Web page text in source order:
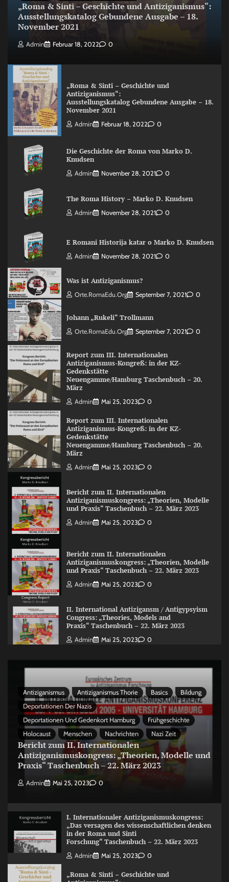
„Roma & Sinti – Geschichte und Antiziganismus“:
Ausstellungskatalog Gebundene Ausgabe – 18.
November 2021
Admin Februar 18, 2022 0
„Roma & Sinti – Geschichte und
Antiziganismus“:
Ausstellungskatalog Gebundene Ausgabe – 18.
November 2021
Admin Februar 18, 2022 0
Die Geschichte der Roma von Marko D.
Knudsen
Admin November 28, 2021 0
The Roma History – Marko D. Knudsen
Admin November 28, 2021 0
E Romani Historija katar o Marko D. Knudsen
Admin November 28, 2021 0
Was ist Antiziganismus?
Orte.RomaEdu.org September 7, 2021 0
Johann „Rukeli“ Trollmann
Orte.RomaEdu.org September 7, 2021 0
Report zum III. Internationalen
Antiziganismus-Kongreß: in der KZ-
Gedenkstätte
Neuengamme/Hamburg Taschenbuch – 20.
März
Admin Mai 25, 2023 0
Report zum III. Internationalen
Antiziganismus-Kongreß: in der KZ-
Gedenkstätte
Neuengamme/Hamburg Taschenbuch – 20.
März
Admin Mai 25, 2023 0
Bericht zum II. Internationalen
Antiziganismuskongress: „Theorien, Modelle
und Praxis“ Taschenbuch – 22. März 2023
Admin Mai 25, 2023 0
Bericht zum II. Internationalen
Antiziganismuskongress: „Theorien, Modelle
und Praxis“ Taschenbuch – 22. März 2023
Admin Mai 25, 2023 0
II. International Antizigansm / Antigypsyism
Congress: „Theories, Models and
Praxis“ Taschenbuch – 22. März 2023
Admin Mai 25, 2023 0
Antiziganismus Antiziganismus Thorie Basics
Bildung
Deportationen Der Nazis
Deportationen Und Gedenkort Hamburg
Frühgeschichte
Holocaust
Menschen Nachrichten Nazi Zeit
Bericht zum II. Internationalen
Antiziganismuskongress: „Theorien, Modelle und
Praxis“ Taschenbuch – 22. März 2023
Admin Mai 25, 2023 0
I. Internationaler Antiziganismuskongress:
„Das versagen des wissenschaftlichen denken
in der Roma und Sinti
Forschung“ Taschenbuch – 22. März 2023
Admin Mai 25, 2023 0
„Roma & Sinti – Geschichte und